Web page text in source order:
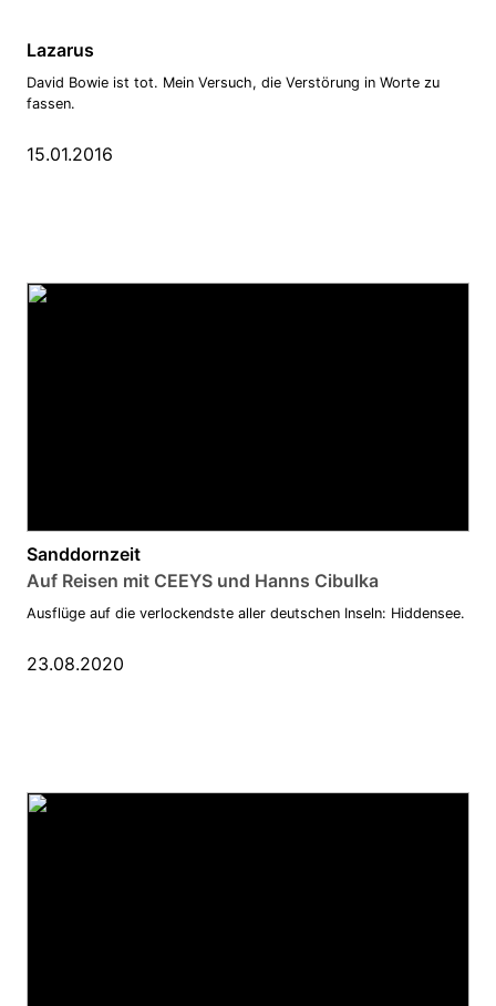
Lazarus
David Bowie ist tot. Mein Versuch, die Verstörung in Worte zu
fassen.
15.01.2016
Sanddornzeit
Auf Reisen mit CEEYS und Hanns Cibulka
Ausflüge auf die verlockendste aller deutschen Inseln: Hiddensee.
23.08.2020